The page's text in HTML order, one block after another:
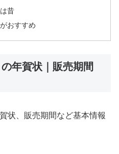
昔
おすすめ
年賀状｜販売期間
状、販売期間など基本情報